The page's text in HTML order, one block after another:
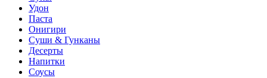
Удон
Паста
Онигири
Суши & Гунканы
Десерты
Напитки
Соусы